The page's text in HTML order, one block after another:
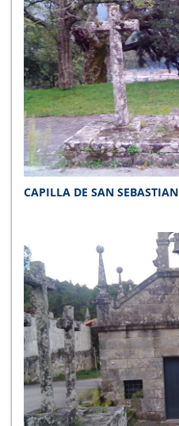
CAPILLA DE SAN SEBASTIAN